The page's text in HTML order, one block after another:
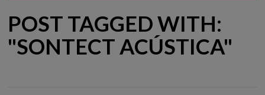
POST TAGGED WITH:
"SONTECT ACÚSTICA"